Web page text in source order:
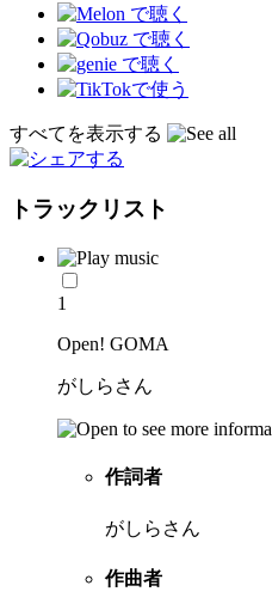
すべてを表示する
トラックリスト
1
Open! GOMA
がしらさん
作詞者
がしらさん
作曲者